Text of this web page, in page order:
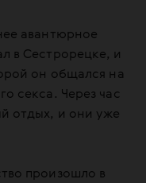
авантюрное
в Сестрорецке, и
он общался на
секса. Через час
отдых, и они уже
произошло в